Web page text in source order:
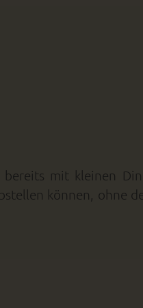
mit kleinen
können, ohne